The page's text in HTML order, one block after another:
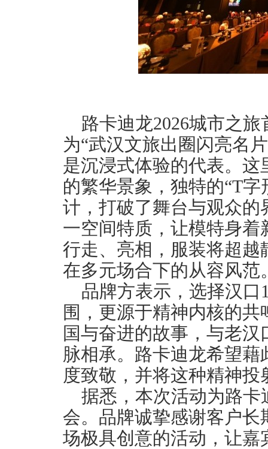
路卡迪龙2026城市之
为“武汉文旅出圈闪亮名
是沉浸式体验的代表。这
的繁华景象，独特的“T
计，打破了舞台与观众
一空间特质，让模特身
行走、亮相，服装将超
在多元场合下的从容风范
品牌方表示，选择汉口
围，更源于精神内核的
国与奋进的故事，与老汉
脉相承。路卡迪龙希望
度致敬，并将这种精神
据悉，本次活动为路
会。品牌诚挚感谢客户
场极具创意的活动，让